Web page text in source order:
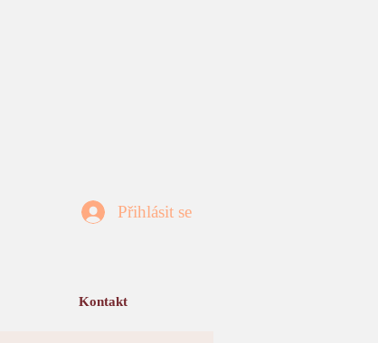
Přihlásit se
Kontakt